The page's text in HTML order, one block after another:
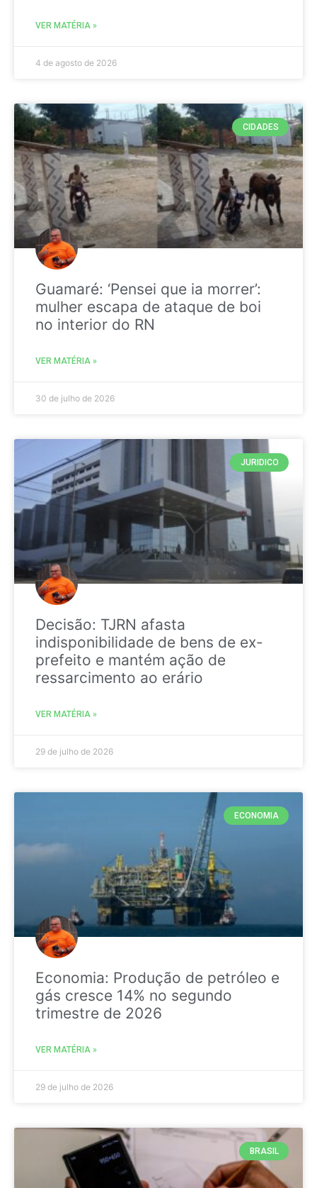
VER MATÉRIA »
4 de agosto de 2026
CIDADES
Guamaré: ‘Pensei que ia morrer’:
mulher escapa de ataque de boi
no interior do RN
VER MATÉRIA »
30 de julho de 2026
JURIDICO
Decisão: TJRN afasta
indisponibilidade de bens de ex-
prefeito e mantém ação de
ressarcimento ao erário
VER MATÉRIA »
29 de julho de 2026
ECONOMIA
Economia: Produção de petróleo e
gás cresce 14% no segundo
trimestre de 2026
VER MATÉRIA »
29 de julho de 2026
BRASIL